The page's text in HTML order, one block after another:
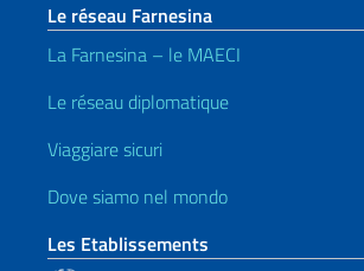
Le réseau Farnesina
La Farnesina – le MAECI
Le réseau diplomatique
Viaggiare sicuri
Dove siamo nel mondo
Les Etablissements